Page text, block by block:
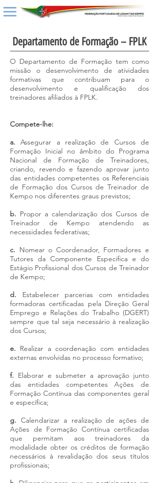
Departamento de Formação – FPLK
O Departamento de Formação tem como
missão o desenvolvimento de atividades
formativas que contribuam para o
desenvolvimento e qualificação dos
treinadores afiliados à FPLK.
Compete-lhe:
a. Assegurar a realização de Cursos de
Formação Inicial no âmbito do Programa
Nacional de Formação de Treinadores,
criando, revendo e fazendo aprovar junto
das entidades competentes os Referenciais
de Formação dos Cursos de Treinador de
Kempo nos diferentes graus previstos;
b. Propor a calendarização dos Cursos de
Treinador de Kempo atendendo as
necessidades federativas;
c. Nomear o Coordenador, Formadores e
Tutores da Componente Especifica e do
Estágio Profissional dos Cursos de Treinador
de Kempo;
d. Estabelecer parcerias com entidades
formadoras certificadas pela Direção Geral
Emprego e Relações do Trabalho (DGERT)
sempre que tal seja necessário à realização
dos Cursos;
e. Realizar a coordenação com entidades
externas envolvidas no processo formativo;
f. Elaborar e submeter a aprovação junto
das entidades competentes Ações de
Formação Contínua das componentes geral
e específica;
g. Calendarizar a realização de ações de
Ações de Formação Contínua certificadas
que permitam aos treinadores da
modalidade obter os créditos de formação
necessários à revalidação dos seus títulos
profissionais;